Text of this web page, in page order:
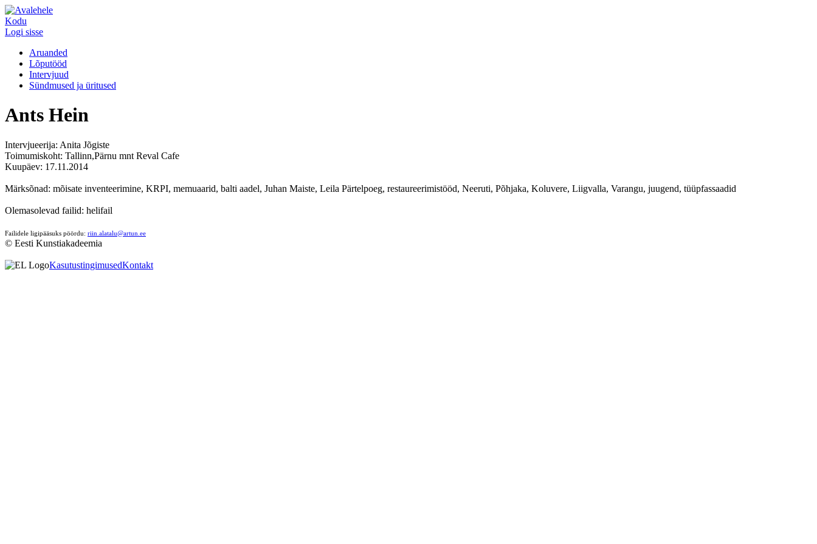
Kodu
Logi sisse
Aruanded
Lõputööd
Intervjuud
Sündmused ja üritused
Ants Hein
Intervjueerija: Anita Jõgiste
Toimumiskoht: Tallinn,Pärnu mnt Reval Cafe
Kuupäev: 17.11.2014
Märksõnad: mõisate inventeerimine, KRPI, memuaarid, balti aadel, Juhan Maiste, Leila Pärtelpoeg, restaureerimistööd, Neeruti, Põhjaka, Koluvere, Liigvalla, Varangu, juugend, tüüpfassaadid
Olemasolevad failid: helifail
Failidele ligipääsuks pöördu: riin.alatalu@artun.ee
© Eesti Kunstiakadeemia
KasutustingimusedKontakt